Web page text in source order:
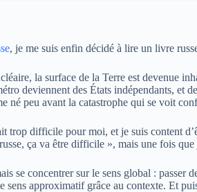
, je me suis enfin décidé à lire un livre
la surface de la Terre est devenue
deviennent des États indépendants, et
né peu avant la catastrophe qui se voit
trop difficile pour moi, et je suis content
ça va être difficile », mais une fois que
se concentrer sur le sens global :
sens approximatif grâce au contexte. Et